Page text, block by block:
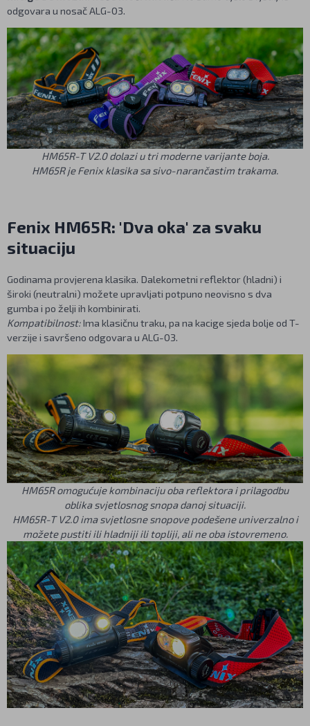
odgovara u nosač ALG-03.
HM65R-T V2.0 dolazi u tri moderne varijante boja.
HM65R je Fenix klasika sa sivo-narančastim trakama.
Fenix HM65R: 'Dva oka' za svaku
situaciju
Godinama provjerena klasika. Dalekometni reflektor (hladni) i
široki (neutralni) možete upravljati potpuno neovisno s dva
gumba i po želji ih kombinirati.
Kompatibilnost:Ima klasičnu traku, pa na kacige sjeda bolje od T-
verzije i savršeno odgovara u ALG-03.
HM65R omogućuje kombinaciju oba reflektora i prilagodbu
oblika svjetlosnog snopa danoj situaciji.
HM65R-T V2.0 ima svjetlosne snopove podešene univerzalno i
možete pustitiili hladniji ili topliji, ali ne oba istovremeno.